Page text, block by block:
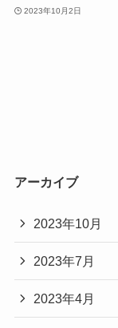
2023年10月2日
アーカイブ
2023年10月
2023年7月
2023年4月